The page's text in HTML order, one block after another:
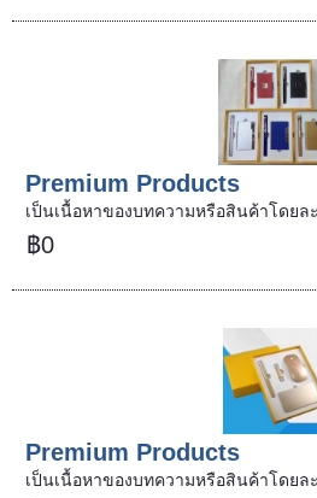
Premium Products
เป็นเนื้อหาของบทความหรือสินค้าโดยล
฿0
Premium Products
เป็นเนื้อหาของบทความหรือสินค้าโดยล